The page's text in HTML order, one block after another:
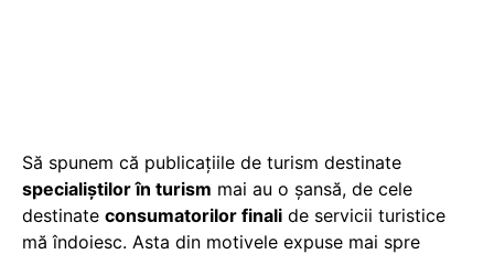
Să spunem că publicațiile de turism destinate
specialiştilor în turism mai au o şansă, de cele
destinate consumatorilor finali de servicii turistice
mă îndoiesc. Asta din motivele expuse mai spre